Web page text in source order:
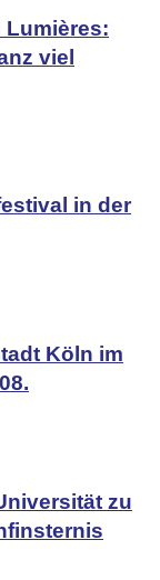
Lumières:
viel
in der
Köln im
zu